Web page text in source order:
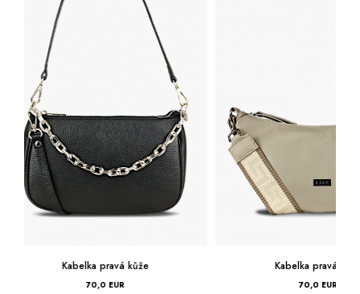
Kabelka pravá kůže
70,0 EUR
Kabelka
112,0